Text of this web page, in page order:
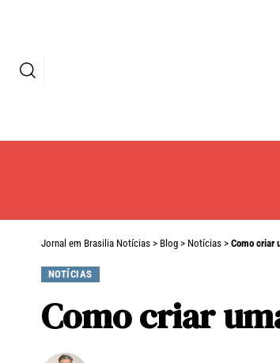
Jornal em Brasilia Notícias > Blog > Notícias > Como criar
NOTÍCIAS
Como criar